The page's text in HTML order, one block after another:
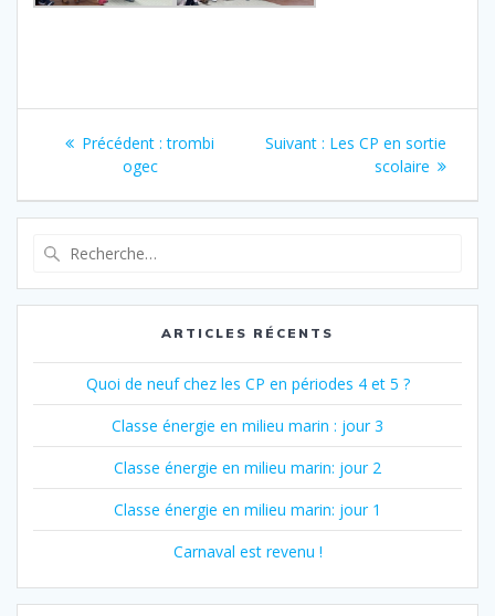
Navigation
l’article
Précédent : Article
trombi
ogec
Suivant : Article
suivant
Les CP en sortie
scolaire
:
ARTICLES RÉCENTS
Quoi de neuf chez les CP en périodes 4 et 5 ?
Classe énergie en milieu marin : jour 3
Classe énergie en milieu marin: jour 2
Classe énergie en milieu marin: jour 1
Carnaval est revenu !